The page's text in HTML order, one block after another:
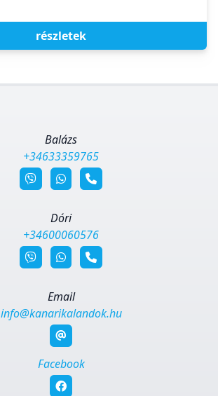
részletek
Balázs
+34633359765
Email
info@kanarikalandok.hu
Facebook
Dóri
+34600060576